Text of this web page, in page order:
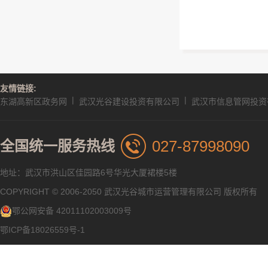
友情链接:
东湖高新区政务网
| 武汉光谷建设投资有限公司 | 武汉市信息管网投
全国统一服务热线 027-87998090
地址：武汉市洪山区佳园路6号华光大厦裙楼5楼
COPYRIGHT © 2006-2050 武汉光谷城市运营管理有限公司 版权所有
鄂公网安备 42011102003009号
鄂ICP备18026559号-1